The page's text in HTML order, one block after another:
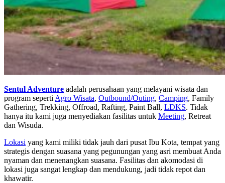
Sentul Adventure adalah perusahaan yang melayani wisata dan
program seperti Agro Wisata, Outbound/Outing, Camping, Family
Gathering, Trekking, Offroad, Rafting, Paint Ball, LDKS. Tidak
hanya itu kami juga menyediakan fasilitas untuk Meeting, Retreat
dan Wisuda.
Lokasi yang kami miliki tidak jauh dari pusat Ibu Kota, tempat yang
strategis dengan suasana yang pegunungan yang asri membuat Anda
nyaman dan menenangkan suasana. Fasilitas dan akomodasi di
lokasi juga sangat lengkap dan mendukung, jadi tidak repot dan
khawatir.